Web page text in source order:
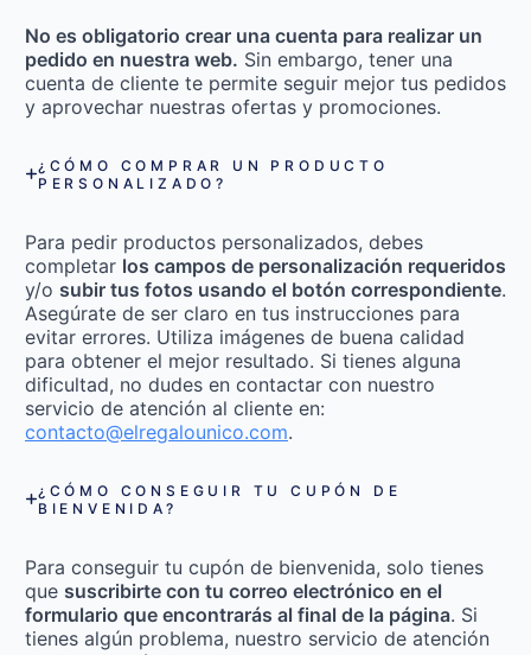
No es obligatorio crear una cuenta para realizar un
pedido en nuestra web. Sin embargo, tener una
cuenta de cliente te permite seguir mejor tus pedidos
y aprovechar nuestras ofertas y promociones.
¿CÓMO COMPRAR UN PRODUCTO
PERSONALIZADO?
Para pedir productos personalizados, debes
completar los campos de personalización requeridos
y/o subir tus fotos usando el botón correspondiente.
Asegúrate de ser claro en tus instrucciones para
evitar errores. Utiliza imágenes de buena calidad
para obtener el mejor resultado. Si tienes alguna
dificultad, no dudes en contactar con nuestro
servicio de atención al cliente en:
contacto@elregalounico.com.
¿CÓMO CONSEGUIR TU CUPÓN DE
BIENVENIDA?
Para conseguir tu cupón de bienvenida, solo tienes
que suscribirte con tu correo electrónico en el
formulario que encontrarás al final de la página. Si
tienes algún problema, nuestro servicio de atención